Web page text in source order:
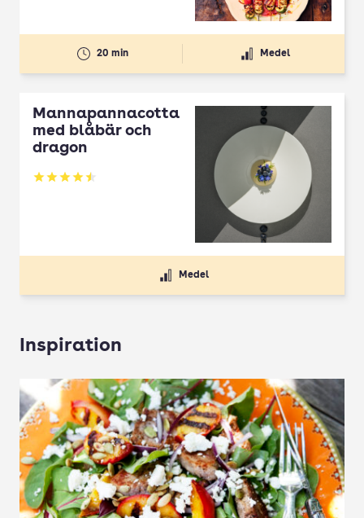
20 min Medel
Mannapannacotta
med blåbär och
dragon
Betyg: 4.5 av 5
Medel
Inspiration